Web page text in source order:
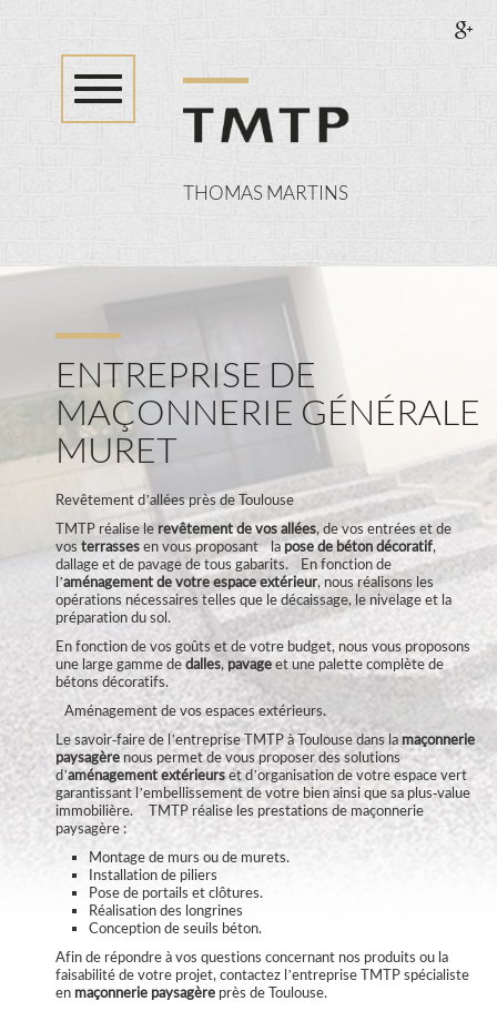
THOMAS MARTINS
RÉNOVATION
Toggle
navigation
ENTREPRISE DE
MAÇONNERIE GÉNÉRALE
MURET
Revêtement d’allées près de Toulouse
TMTP réalise le revêtement de vos allées, de vos entrées et de
vos terrassesen vous proposant lapose de béton décoratif,
dallage et de pavage de tous gabarits.
En fonction de
l’aménagement de votre espace extérieur, nous réalisons les
opérations nécessaires telles que le décaissage, le nivelage et la
préparation du sol.
En fonction de vos goûts et de votre budget, nous vous proposons
une large gamme dedalles, pavageet une palette complète de
bétons décoratifs.
Aménagement de vos espaces extérieurs.
Le savoir-faire de l’entreprise TMTP à Toulouse dans lamaçonnerie
paysagèrenous permet de vous proposer des solutions
d’aménagement extérieurset d’organisation de votre espace vert
garantissant l’embellissement de votre bien ainsi que sa plus-value
immobilière.
TMTP réalise les prestations de maçonnerie
paysagère :
Montage de murs ou de murets.
Installation de piliers
Pose de portails et clôtures.
Réalisation des longrines
Conception de seuils béton.
Afin de répondre à vos questions concernant nos produits ou la
faisabilité de votre projet, contactez l’entreprise TMTP spécialiste
en maçonnerie paysagère près de Toulouse.